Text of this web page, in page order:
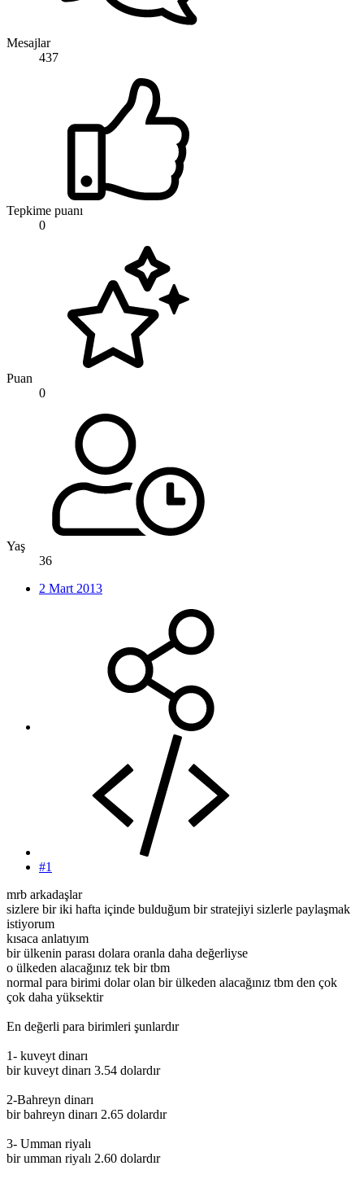
Mesajlar
437
Tepkime puanı
0
Puan
0
Yaş
36
2 Mart 2013
#1
mrb arkadaşlar
sizlere bir iki hafta içinde bulduğum bir stratejiyi sizlerle paylaşmak
istiyorum
kısaca anlatıyım
bir ülkenin parası dolara oranla daha değerliyse
o ülkeden alacağınız tek bir tbm
normal para birimi dolar olan bir ülkeden alacağınız tbm den çok
çok daha yüksektir
En değerli para birimleri şunlardır
1- kuveyt dinarı
bir kuveyt dinarı 3.54 dolardır
2-Bahreyn dinarı
bir bahreyn dinarı 2.65 dolardır
3- Umman riyalı
bir umman riyalı 2.60 dolardır